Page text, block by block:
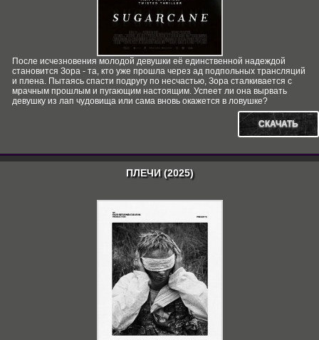
После исчезновения молодой девушки её единственной надеждой
становится Зора - та, кто уже прошла через ад подпольных трансляций
и плена. Пытаясь спасти подругу по несчастью, Зора сталкивается с
мрачным прошлым и пугающим настоящим. Успеет ли она вырвать
девушку из лап чудовища или сама вновь окажется в ловушке?
СКАЧАТЬ
ПЛЕЧИ (2025)